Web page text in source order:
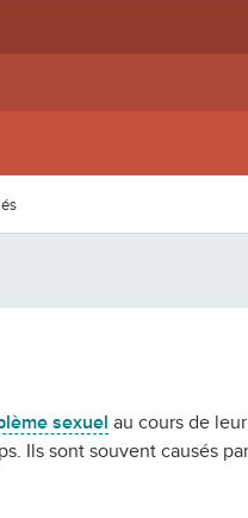
sexuel au cours de
Ils sont souvent causés